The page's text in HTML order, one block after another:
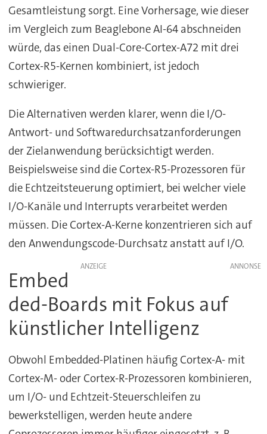
Gesamtleistung sorgt. Eine Vorhersage, wie dieser
im Vergleich zum Beaglebone AI-64 abschneiden
würde, das einen Dual-Core-Cortex-A72 mit drei
Cortex-R5-Kernen kombiniert, ist jedoch
schwieriger.
Die Alternativen werden klarer, wenn die I/O-
Antwort- und Softwaredurchsatzanforderungen
der Zielanwendung berücksichtigt werden.
Beispielsweise sind die Cortex-R5-Prozessoren für
die Echtzeitsteuerung optimiert, bei welcher viele
I/O-Kanäle und Interrupts verarbeitet werden
müssen. Die Cortex-A-Kerne konzentrieren sich auf
den Anwendungscode-Durchsatz anstatt auf I/O.
ANZEIGE
Embed
ded-Boards mit Fokus auf
künstlicher Intelligenz
Obwohl Embedded-Platinen häufig Cortex-A- mit
Cortex-M- oder Cortex-R-Prozessoren kombinieren,
um I/O- und Echtzeit-Steuerschleifen zu
bewerkstelligen, werden heute andere